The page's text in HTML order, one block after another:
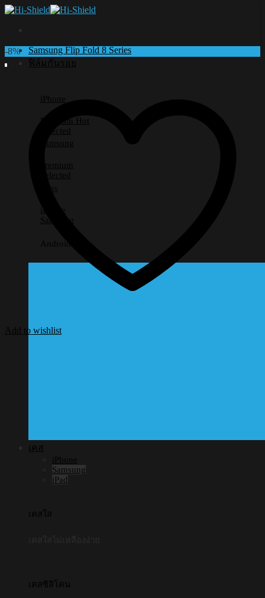
Skip
Samsung Flip Fold 8 Series
ฟิล์มกันรอย
iPhone
Premium
Selected
Samsung
Premium
Selected
Lens
iPhone
Samsung
Android อื่นๆ
เคส
iPhone
Samsung
iPad
เคสใส
เคสซิลิโคน
-8%
Add to wishlist